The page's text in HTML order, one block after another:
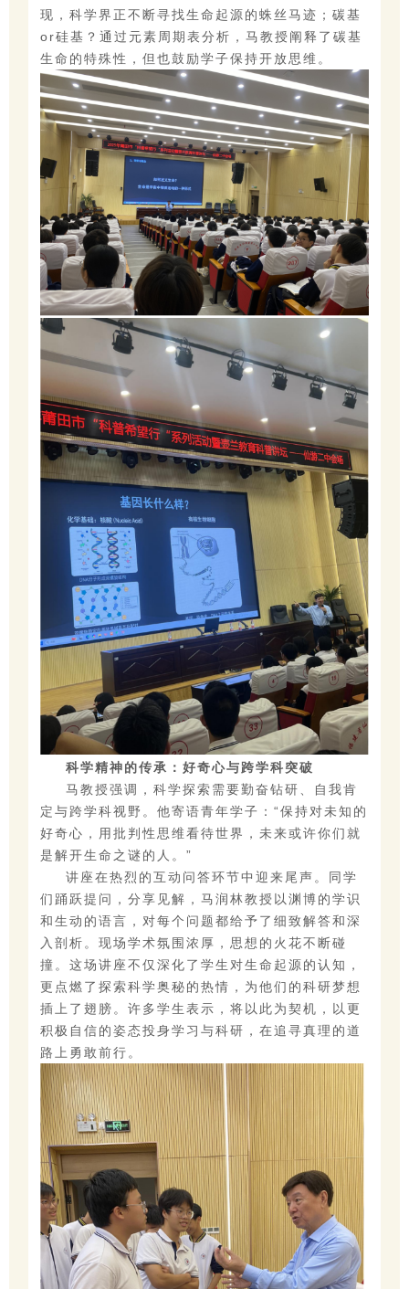
现，科学界正不断寻找生命起源的蛛丝马迹；碳基
or硅基？通过元素周期表分析，马教授阐释了碳基
生命的特殊性，但也鼓励学子保持开放思维。
科学精神的传承：好奇心与跨学科突破
马教授强调，科学探索需要勤奋钻研、自我肯
定与跨学科视野。他寄语青年学子：“保持对未知的
好奇心，用批判性思维看待世界，未来或许你们就
是解开生命之谜的人。”
讲座在热烈的互动问答环节中迎来尾声。同学
们踊跃提问，分享见解，马润林教授以渊博的学识
和生动的语言，对每个问题都给予了细致解答和深
入剖析。现场学术氛围浓厚，思想的火花不断碰
撞。这场讲座不仅深化了学生对生命起源的认知，
更点燃了探索科学奥秘的热情，为他们的科研梦想
插上了翅膀。许多学生表示，将以此为契机，以更
积极自信的姿态投身学习与科研，在追寻真理的道
路上勇敢前行。